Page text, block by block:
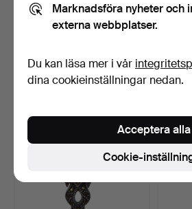
DAMARMBANDSUR FRÅN
BADER, LIM…
Marknadsföra nyheter och
externa webbplatser.
Du kan läsa mer i vår
dina cookieinställningar nedan.
Cookie-
Acceptera alla